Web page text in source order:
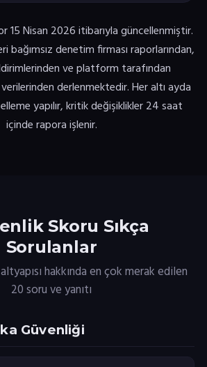
15 Nisan 2026 itibarıyla güncellenmiştir.
bağımsız denetim firması raporlarından,
ve platform tarafından
verilerinden derlenmektedir. Her altı ayda
yapılır, kritik değişiklikler 24 saat
içinde rapora işlenir.
Skoru Sıkça
Sorulanlar
hakkında en çok merak edilen
20 soru ve yanıtı
Güvenliği